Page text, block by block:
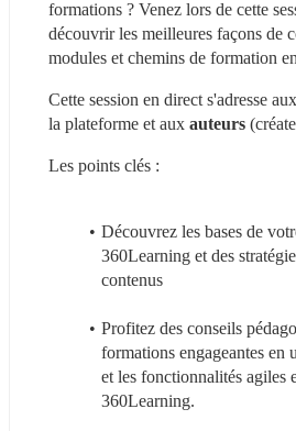
formations ? Venez lors de cette
découvrir les meilleures façons de
modules et chemins de formation
Cette session en direct s'adresse aux
la plateforme et aux auteurs
Les points clés :
Découvrez les bases de
360Learning et des
contenus
Profitez des conseils
formations engageantes en
et les fonctionnalités agiles
360Learning.